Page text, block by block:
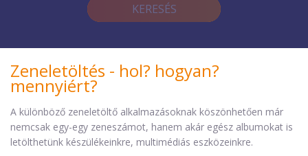
KERESÉS
Zeneletöltés - hol? hogyan?
mennyiért?
A különböző zeneletöltő alkalmazásoknak köszönhetően már
nemcsak egy-egy zeneszámot, hanem akár egész albumokat is
letölthetünk készülékeinkre, multimédiás eszközeinkre.